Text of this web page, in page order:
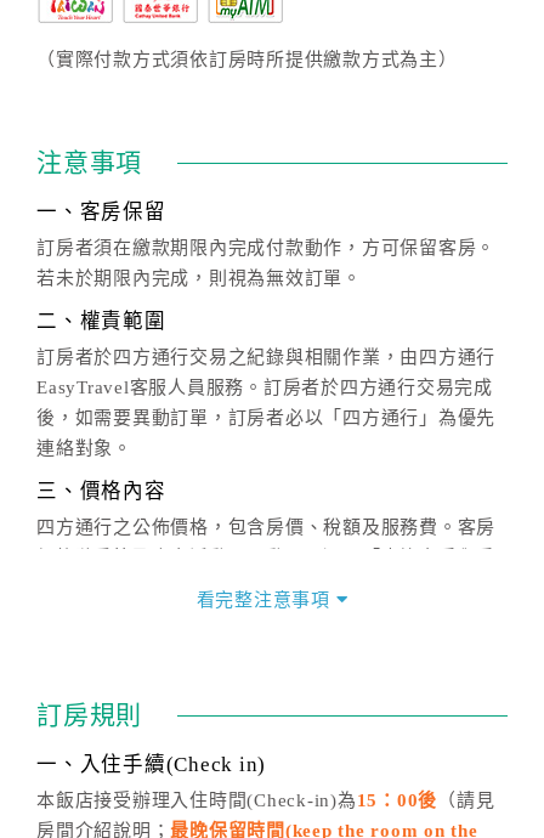
（實際付款方式須依訂房時所提供繳款方式為主）
注意事項
一、客房保留
訂房者須在繳款期限內完成付款動作，方可保留客房。
若未於期限內完成，則視為無效訂單。
二、權責範圍
訂房者於四方通行交易之紀錄與相關作業，由四方通行
EasyTravel客服人員服務。訂房者於四方通行交易完成
後，如需要異動訂單，訂房者必以「四方通行」為優先
連絡對象。
三、價格內容
四方通行之公佈價格，包含房價、稅額及服務費。客房
價」之當日價格為標準。
話方式異動訂單。
※非客服時間之申辦異動，皆為次日計算及辦理。
五、客服時間
看完整注意事項
訂房規則
一、入住手續(Check in)
本飯店接受辦理入住時間(Check-in)為15：00後 （請見
房間介紹說明；最晚保留時間(keep the room on the